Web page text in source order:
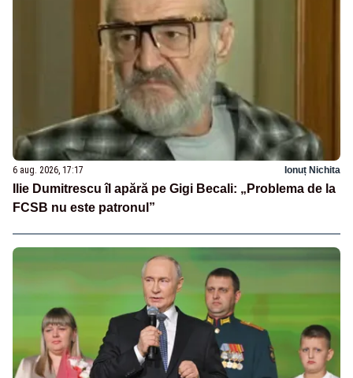
6 aug. 2026, 17:17 Ionuț Nichita
Ilie Dumitrescu îl apără pe Gigi Becali: „Problema de la
FCSB nu este patronul”